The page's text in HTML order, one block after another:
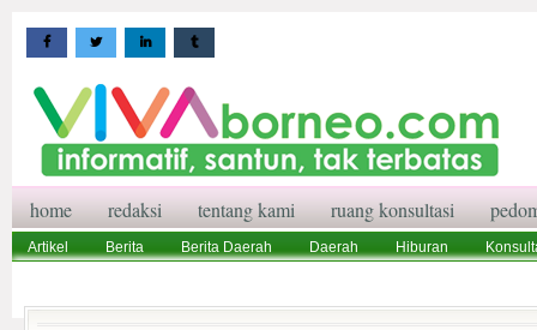
home redaksi tentang kami ruang konsultasi
Artikel Berita Berita Daerah Daerah Hiburan